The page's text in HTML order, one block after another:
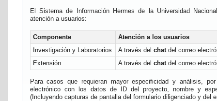
El Sistema de Información Hermes de la Universidad
atención a usuarios:
Componente
Atención a los usuarios
Investigación y Laboratorios
A través del chatdel correo
Extensión
A través del chatdel correo
Para casos que requieran mayor especificidad y análisis,
electrónico con los datos de ID del proyecto, nombre y
(Incluyendo capturas de pantalla del formulario diligenciado y del